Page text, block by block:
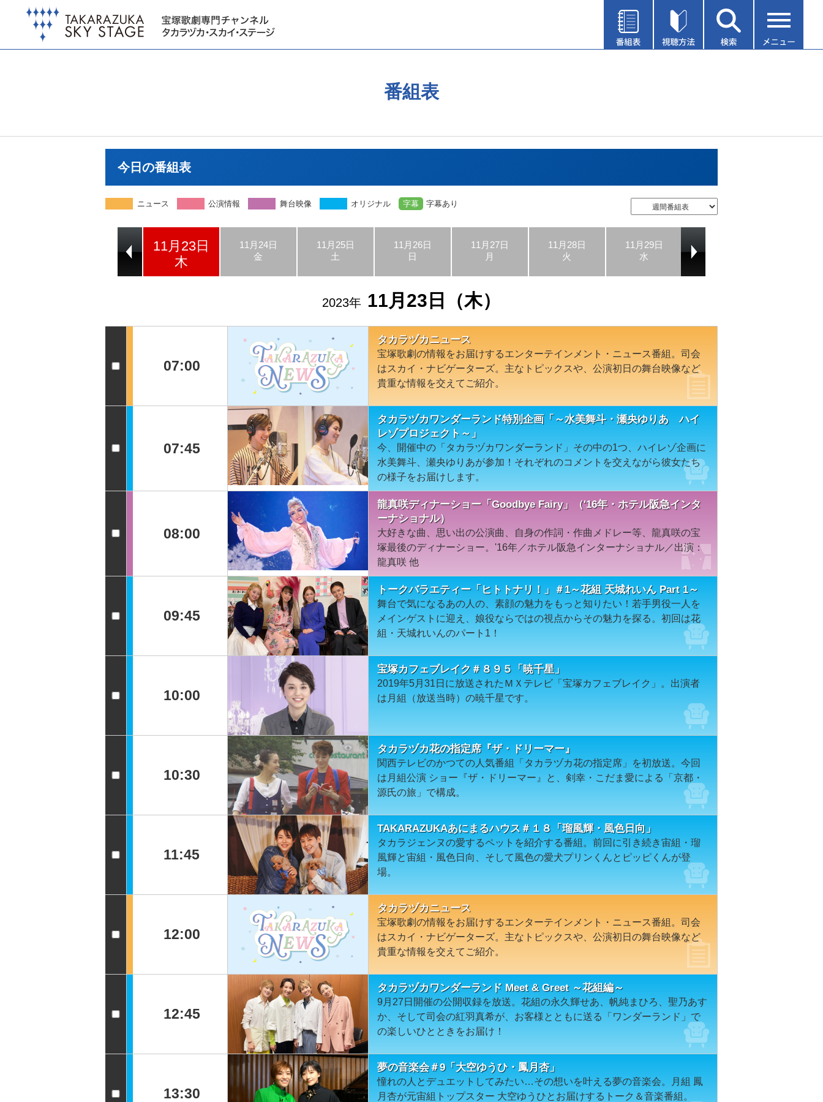
番組表
今日の番組表
ニュース 公演情報 舞台映像 オリジナル 字幕 字幕あり
11月23日
木
11月24日
金
11月25日
土
11月26日
日
11月27日
月
11月28日
火
11月29日
水
2023年 11月23日（木）
07:00
タカラヅカニュース
宝塚歌劇の情報をお届けするエンターテインメント・ニュース番組。司会
はスカイ・ナビゲーターズ。主なトピックスや、公演初日の舞台映像など
貴重な情報を交えてご紹介。
07:45
タカラヅカワンダーランド特別企画「～水美舞斗・瀬央ゆりあ ハイ
レゾプロジェクト～」
今、開催中の「タカラヅカワンダーランド」その中の1つ、ハイレゾ企画に
水美舞斗、瀬央ゆりあが参加！それぞれのコメントを交えながら彼女たち
の様子をお届けします。
08:00
龍真咲ディナーショー「Goodbye Fairy」（'16年・ホテル阪急インタ
ーナショナル）
大好きな曲、思い出の公演曲、自身の作詞・作曲メドレー等、龍真咲の宝
塚最後のディナーショー。'16年／ホテル阪急インターナショナル／出演：
龍真咲 他
09:45
トークバラエティー「ヒトトナリ！」＃1～花組 天城れいん Part 1～
舞台で気になるあの人の、素顔の魅力をもっと知りたい！若手男役一人を
メインゲストに迎え、娘役ならではの視点からその魅力を探る。初回は花
組・天城れいんのパート1！
10:00
宝塚カフェブレイク＃８９５「暁千星」
2019年5月31日に放送されたＭＸテレビ「宝塚カフェブレイク」。出演者
は月組（放送当時）の暁千星です。
10:30
タカラヅカ花の指定席『ザ・ドリーマー』
関西テレビのかつての人気番組「タカラヅカ花の指定席」を初放送。今回
は月組公演 ショー『ザ・ドリーマー』と、剣幸・こだま愛による「京都・
源氏の旅」で構成。
11:45
TAKARAZUKAあにまるハウス＃１８「瑠風輝・風色日向」
タカラジェンヌの愛するペットを紹介する番組。前回に引き続き宙組・瑠
風輝と宙組・風色日向、そして風色の愛犬プリンくんとピッピくんが登
場。
12:00
タカラヅカニュース
宝塚歌劇の情報をお届けするエンターテインメント・ニュース番組。司会
はスカイ・ナビゲーターズ。主なトピックスや、公演初日の舞台映像など
貴重な情報を交えてご紹介。
12:45
タカラヅカワンダーランド Meet & Greet ～花組編～
9月27日開催の公開収録を放送。花組の永久輝せあ、帆純まひろ、聖乃あす
か、そして司会の紅羽真希が、お客様とともに送る「ワンダーランド」で
の楽しいひとときをお届け！
13:30
夢の音楽会＃9「大空ゆうひ・鳳月杏」
憧れの人とデュエットしてみたい…その想いを叶える夢の音楽会。月組 鳳
月杏が元宙組トップスター 大空ゆうひとお届けするトーク＆音楽番組。